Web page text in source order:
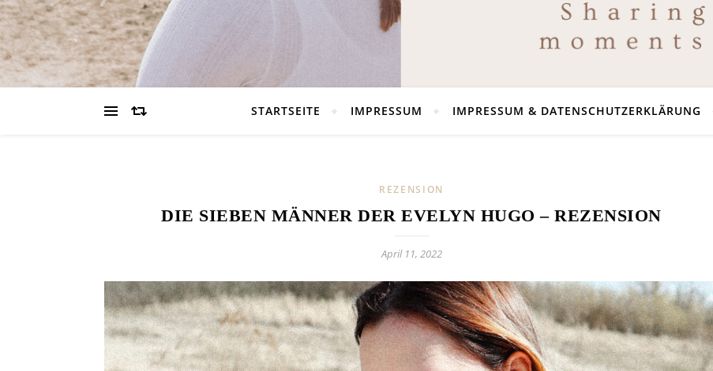
STARTSEITE IMPRESSUM IMPRESSUM & DATENSCHUTZERKLÄRUNG
REZENSION
DIE SIEBEN MÄNNER DER EVELYN HUGO – REZENSION
April 11, 2022